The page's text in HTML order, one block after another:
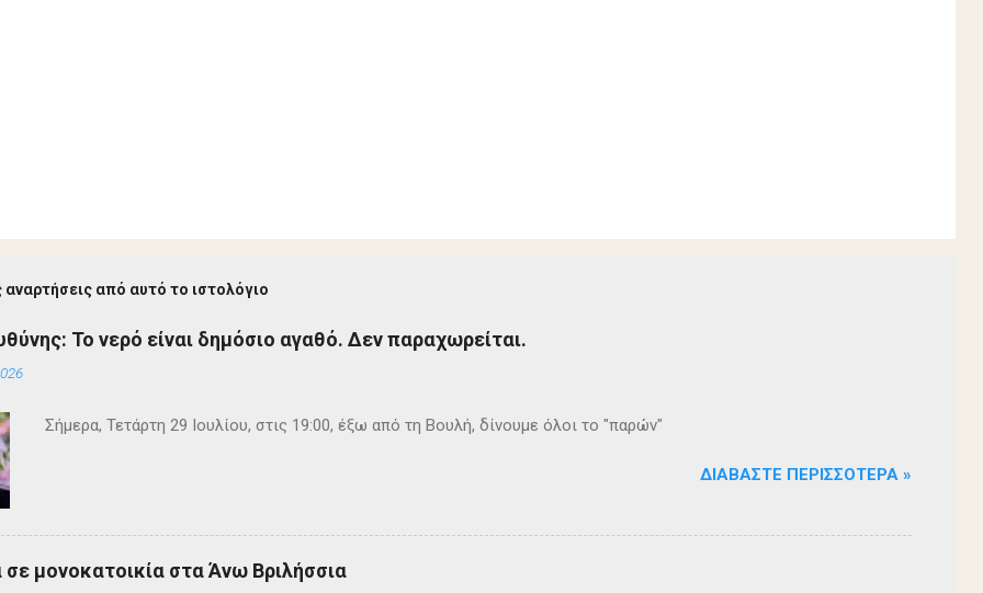
αναρτήσεις από αυτό το ιστολόγιο
Το νερό είναι δημόσιο αγαθό. Δεν παραχωρείται.
Σήμερα, Τετάρτη 29 Ιουλίου, στις 19:00, έξω από τη Βουλή, δίνουμε όλοι το "παρών"
ΔΙΑΒΆΣΤΕ ΠΕΡΙΣΣΌΤΕΡΑ »
σε μονοκατοικία στα Άνω Βριλήσσια